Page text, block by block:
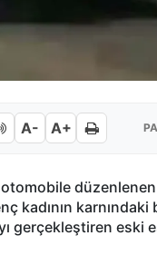
A- A+
düzenlenen
kadının
gerçekleştiren eski